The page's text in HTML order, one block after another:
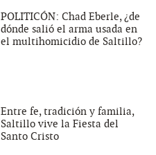
POLITICÓN: Chad Eberle, ¿de
dónde salió el arma usada en
el multihomicidio de Saltillo?
Entre fe, tradición y familia,
Saltillo vive la Fiesta del
Santo Cristo